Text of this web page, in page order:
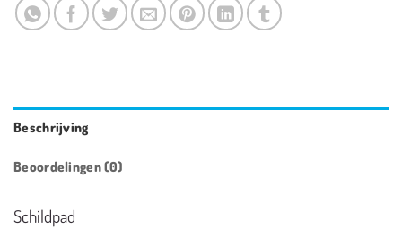
Beschrijving
Beoordelingen (0)
Schildpad